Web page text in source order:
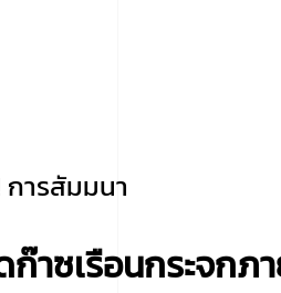
การสัมมนา
าซเรือนกระจกภ